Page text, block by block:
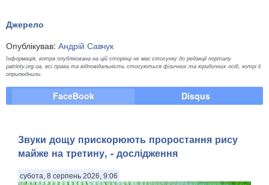
Джерело
Опублікував: Андрій Савчук
Інформація, котра опублікована на цій сторінці не має стосунку до редакції порталу
patrioty.org.ua, всі права та відповідальність стосуються фізичних та юридичних осіб, котрі її
оприлюднили.
FaceBook Disqus
Звуки дощу прискорюють проростання рису
майже на третину, - дослідження
субота, 8 серпень 2026, 9:06